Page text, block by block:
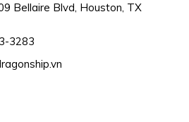
Bellaire Blvd, Houston, TX
3283